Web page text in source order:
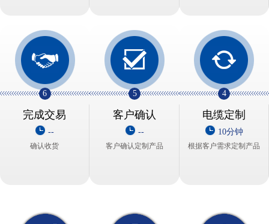
4
电缆定制
10分钟
根据客户需求定制产品
5
客户确认
--
客户确认定制产品
6
完成交易
--
确认收货